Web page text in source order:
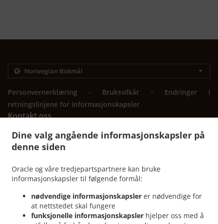
Dine valg angående informasjonskapsler på
denne siden
Oracle og våre tredjepartspartnere kan bruke
informasjonskapsler til følgende formål:
nødvendige informasjonskapsler er nødvendige for
at nettstedet skal fungere
funksjonelle informasjonskapsler hjelper oss med å
Personvernerklæring . Bruksvilkår .
Endringer i
retningslinjene for informasjonskapsler
Kontakt oss
603 N Main St, Euless, TX 76039, United States
+1 817-242-4568
Lenker
Meny
Kontakt oss